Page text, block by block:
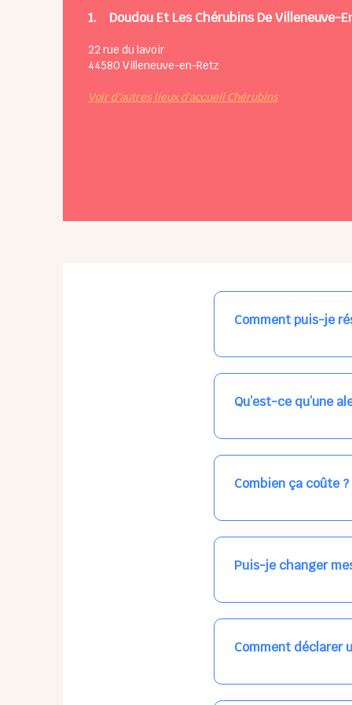
1. Doudou Et Les Chérubins De Villeneuve-
22 rue du lavoir
44580 Villeneuve-en-Retz
Voir d'autres lieux d'accueil Chérubins
Comment puis-je
Nos places libres au
qui vous intéresse,
Qu’est-ce qu’une
Vous avez besoin
les places disponibles
Combien ça coûte ?
Votre accueil est
habituel. N'hésitez
Puis-je changer
Dans votre profil
email, par SMS, par
Comment déclarer
Signalez une absence
ou